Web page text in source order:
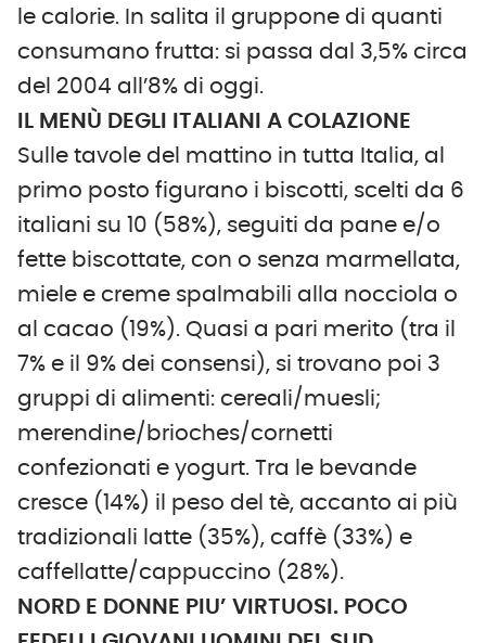
le calorie. In salita il gruppone di quanti
consumano frutta: si passa dal 3,5% circa
del 2004 all’8% di oggi.
IL MENÙ DEGLI ITALIANI A COLAZIONE
Sulle tavole del mattino in tutta Italia, al
primo posto figurano i biscotti, scelti da 6
italiani su 10 (58%), seguiti da pane e/o
fette biscottate, con o senza marmellata,
miele e creme spalmabili alla nocciola o
al cacao (19%). Quasi a pari merito (tra il
7% e il 9% dei consensi), si trovano poi 3
gruppi di alimenti: cereali/muesli;
merendine/brioches/cornetti
confezionati e yogurt. Tra le bevande
cresce (14%) il peso del tè, accanto ai più
tradizionali latte (35%), caffè (33%) e
caffellatte/cappuccino (28%).
NORD E DONNE PIU’ VIRTUOSI. POCO